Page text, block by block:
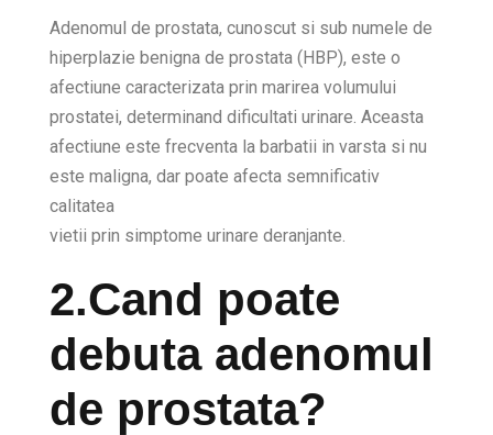
Adenomul de prostata, cunoscut si sub numele de
hiperplazie benigna de prostata (HBP), este o
afectiune caracterizata prin marirea volumului
prostatei, determinand dificultati urinare. Aceasta
afectiune este frecventa la barbatii in varsta si nu
este maligna, dar poate afecta semnificativ
calitatea
vietii prin simptome urinare deranjante.
2.Cand poate
debuta adenomul
de prostata?